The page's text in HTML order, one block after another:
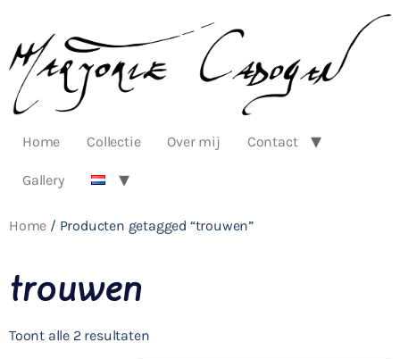
Home Collectie Over mij Contact
Gallery
Home / Producten getagged “trouwen”
trouwen
Toont alle 2 resultaten